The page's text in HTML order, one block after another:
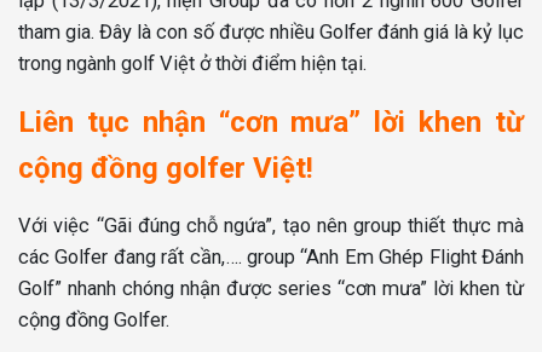
tham gia. Đây là con số được nhiều Golfer đánh giá là kỷ lục
trong ngành golf Việt ở thời điểm hiện tại.
Liên tục nhận “cơn mưa” lời khen từ
cộng đồng golfer Việt!
Với việc “Gãi đúng chỗ ngứa”, tạo nên group thiết thực mà
các Golfer đang rất cần,…. group “Anh Em Ghép Flight Đánh
Golf” nhanh chóng nhận được series “cơn mưa” lời khen từ
cộng đồng Golfer.